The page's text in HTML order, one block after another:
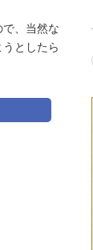
、当然な
としたら